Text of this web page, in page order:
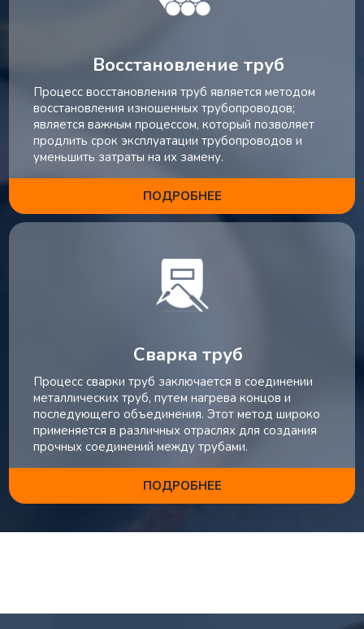
Восстановление труб
Процесс восстановления труб является методом
восстановления изношенных трубопроводов;
является важным процессом, который позволяет
продлить срок эксплуатации трубопроводов и
уменьшить затраты на их замену.
ПОДРОБНЕЕ
Сварка труб
Процесс сварки труб заключается в соединении
металлических труб, путем нагрева концов и
последующего объединения. Этот метод широко
применяется в различных отраслях для создания
прочных соединений между трубами.
ПОДРОБНЕЕ